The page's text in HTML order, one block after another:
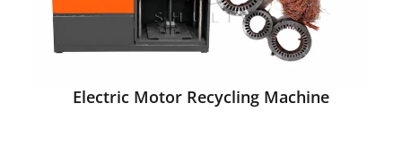
Electric Motor Recycling Machine